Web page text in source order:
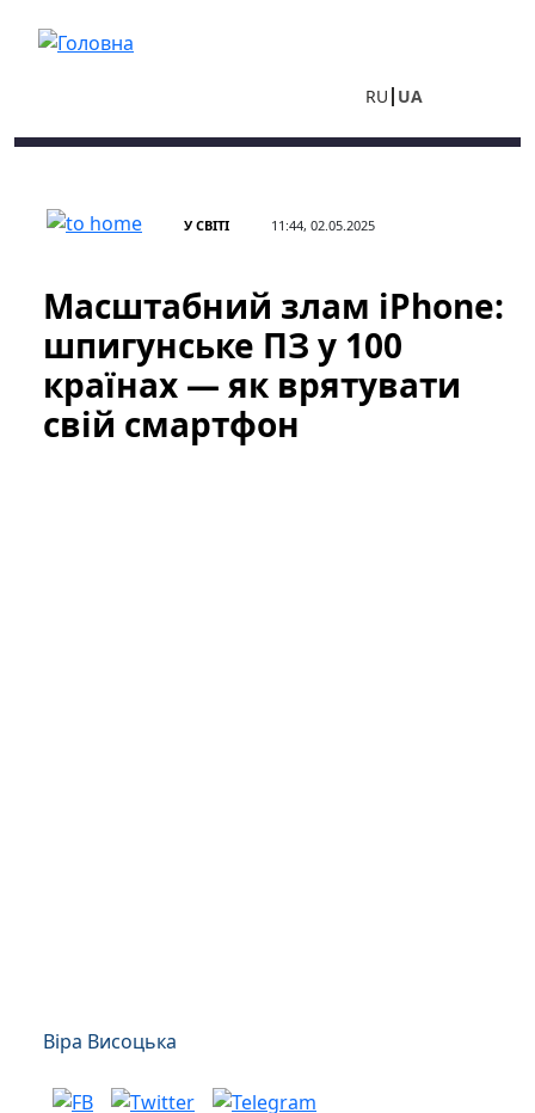
RU UA
У СВІТІ 11:44, 02.05.2025
Масштабний злам iPhone:
шпигунське ПЗ у 100
країнах — як врятувати
свій смартфон
Віра Висоцька